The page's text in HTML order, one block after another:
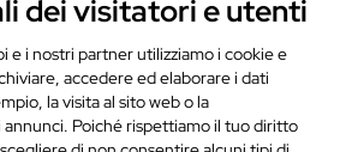
41124 Modena (MO)
PI IT02963460361
N. 346879
dei visitatori e utenti
e i nostri partner utilizziamo i cookie e
accedere ed elaborare i dati
la visita al sito web o la
annunci. Poiché rispettiamo il tuo diritto